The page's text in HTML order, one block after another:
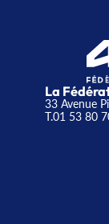
La
33 Avenue
T.01 53 80